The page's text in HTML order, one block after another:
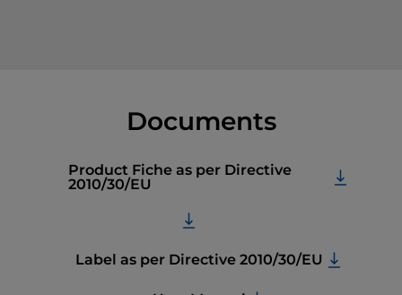
Documents
Product Fiche as per Directive
2010/30/EU
Label as per Directive 2010/30/EU